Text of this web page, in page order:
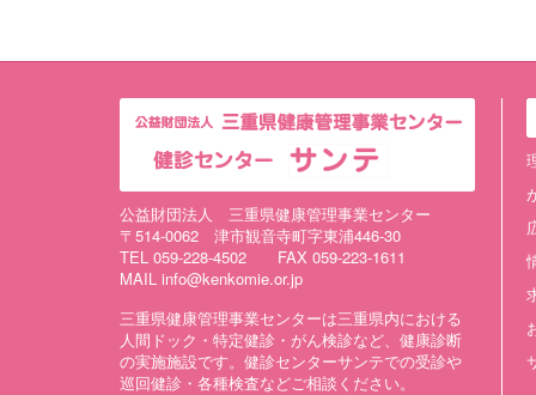
公益財団法人 三重県健康管理事業センター
〒514-0062 津市観音寺町字東浦446-30
TEL 059-228-4502 FAX 059-223-1611
MAIL info@kenkomie.or.jp
三重県健康管理事業センターは三重県内における
人間ドック・特定健診・がん検診など、健康診断
の実施施設です。健診センターサンテでの受診や
巡回健診・各種検査などご相談ください。